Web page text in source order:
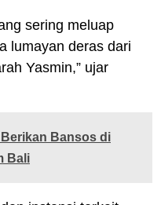
sering meluap
lumayan deras dari
Yasmin,” ujar
Bansos di
Bali